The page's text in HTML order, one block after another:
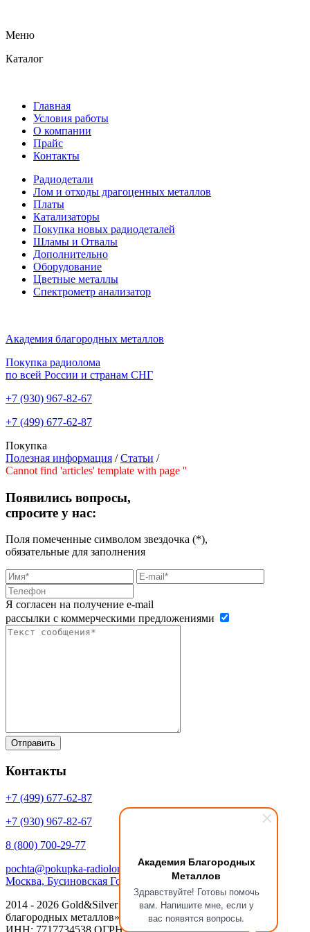
Академия Благородных
Металлов
Здравствуйте! Готовы помочь
вам. Напишите мне, если у
вас появятся вопросы.
Меню
Каталог
Главная
Условия работы
О компании
Прайс
Контакты
Радиодетали
Лом и отходы драгоценных металлов
Платы
Катализаторы
Покупка новых радиодеталей
Шламы и Отвалы
Дополнительно
Оборудование
Цветные металлы
Спектрометр анализатор
Академия благородных металлов
Покупка радиолома
по всей России и странам СНГ
+7 (930) 967-82-67
+7 (499) 677-62-87
Покупка
Полезная информация / Статьи /
Cannot find 'articles' template with page ''
Появились вопросы,
спросите у нас:
Поля помеченные символом звездочка (*),
обязательные для заполнения
Я согласен на получение e-mail
рассылки с коммерческими предложениями
Контакты
+7 (499) 677-62-87
+7 (930) 967-82-67
8 (800) 700-29-77
pochta@pokupka-radiolom.ru
Москва, Бусиновская Горка, 1Е с.5
2014 - 2026 Gold&Silver Научный Центр «Академия
благородных металлов»
ИНН: 7717734538 ОГРН: 1137746053908